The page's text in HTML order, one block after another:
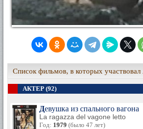
Список фильмов, в которых
АКТЕР (92)
Девушка из спального вагона
La ragazza del vagone letto
Год: 1979 (было 47 лет)